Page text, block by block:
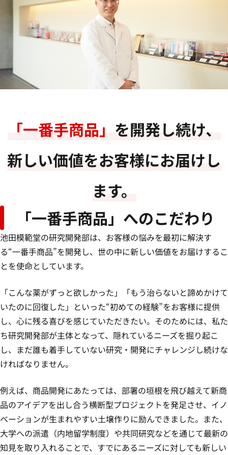
「一番手商品」 を開発し続け、
新しい価値をお客様にお届けし
ます。
「一番手商品」へのこだわり
池田模範堂の研究開発部は、お客様の悩みを最初に解決す
る“一番手商品”を開発し、世の中に新しい価値をお届けするこ
とを使命としています。
「こんな薬がずっと欲しかった」「もう治らないと諦めかけて
いたのに回復した」といった“初めての経験”をお客様に提供
し、心に残る喜びを感じていただきたい。そのためには、私た
ち研究開発部が主体となって、隠れているニーズを掘り起こ
し、まだ誰も着手していない研究・開発にチャレンジし続けな
ければなりません。
例えば、商品開発にあたっては、部署の垣根を飛び越えて新商
品のアイデアを出し合う横断型プロジェクトを発足させ、イノ
ベーションが生まれやすい土壌作りに励んできました。また、
大学への派遣（内地留学制度）や共同研究などを通じて最新の
知見を取り入れることで、すでにあるニーズに対しても新しい